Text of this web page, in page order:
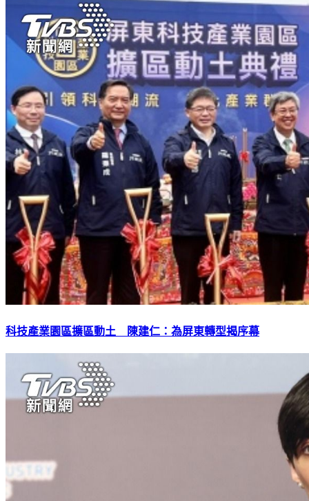
科技產業園區擴區動土 陳建仁：為屏東轉型揭序幕